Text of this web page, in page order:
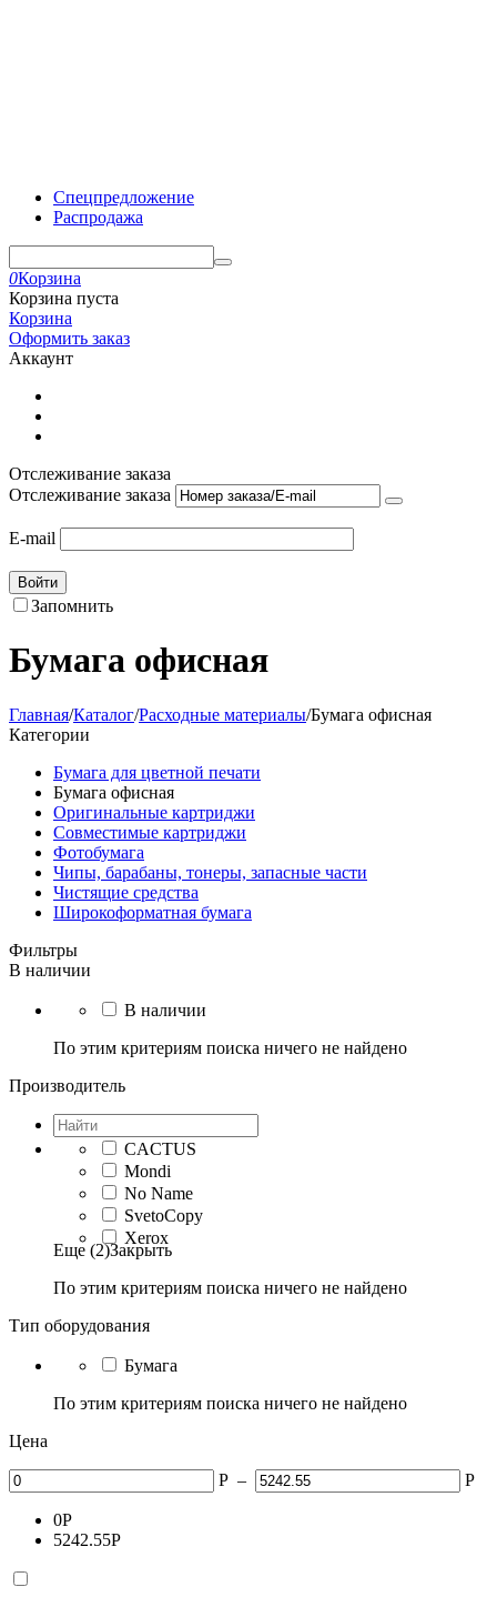
Спецпредложение
Распродажа
0Корзина
Корзина пуста
Корзина
Оформить заказ
Аккаунт
Отслеживание заказа
Отслеживание заказа
E-mail
Войти
Запомнить
Бумага офисная
Главная/Каталог/Расходные материалы/Бумага офисная
Категории
Бумага для цветной печати
Бумага офисная
Оригинальные картриджи
Совместимые картриджи
Фотобумага
Чипы, барабаны, тонеры, запасные части
Чистящие средства
Широкоформатная бумага
Фильтры
В наличии
В наличии
По этим критериям поиска ничего не найдено
Производитель
CACTUS
Mondi
No Name
SvetoCopy
Xerox
Еще (2)Закрыть
По этим критериям поиска ничего не найдено
Тип оборудования
Бумага
По этим критериям поиска ничего не найдено
Цена
Р – Р
0Р
5242.55Р